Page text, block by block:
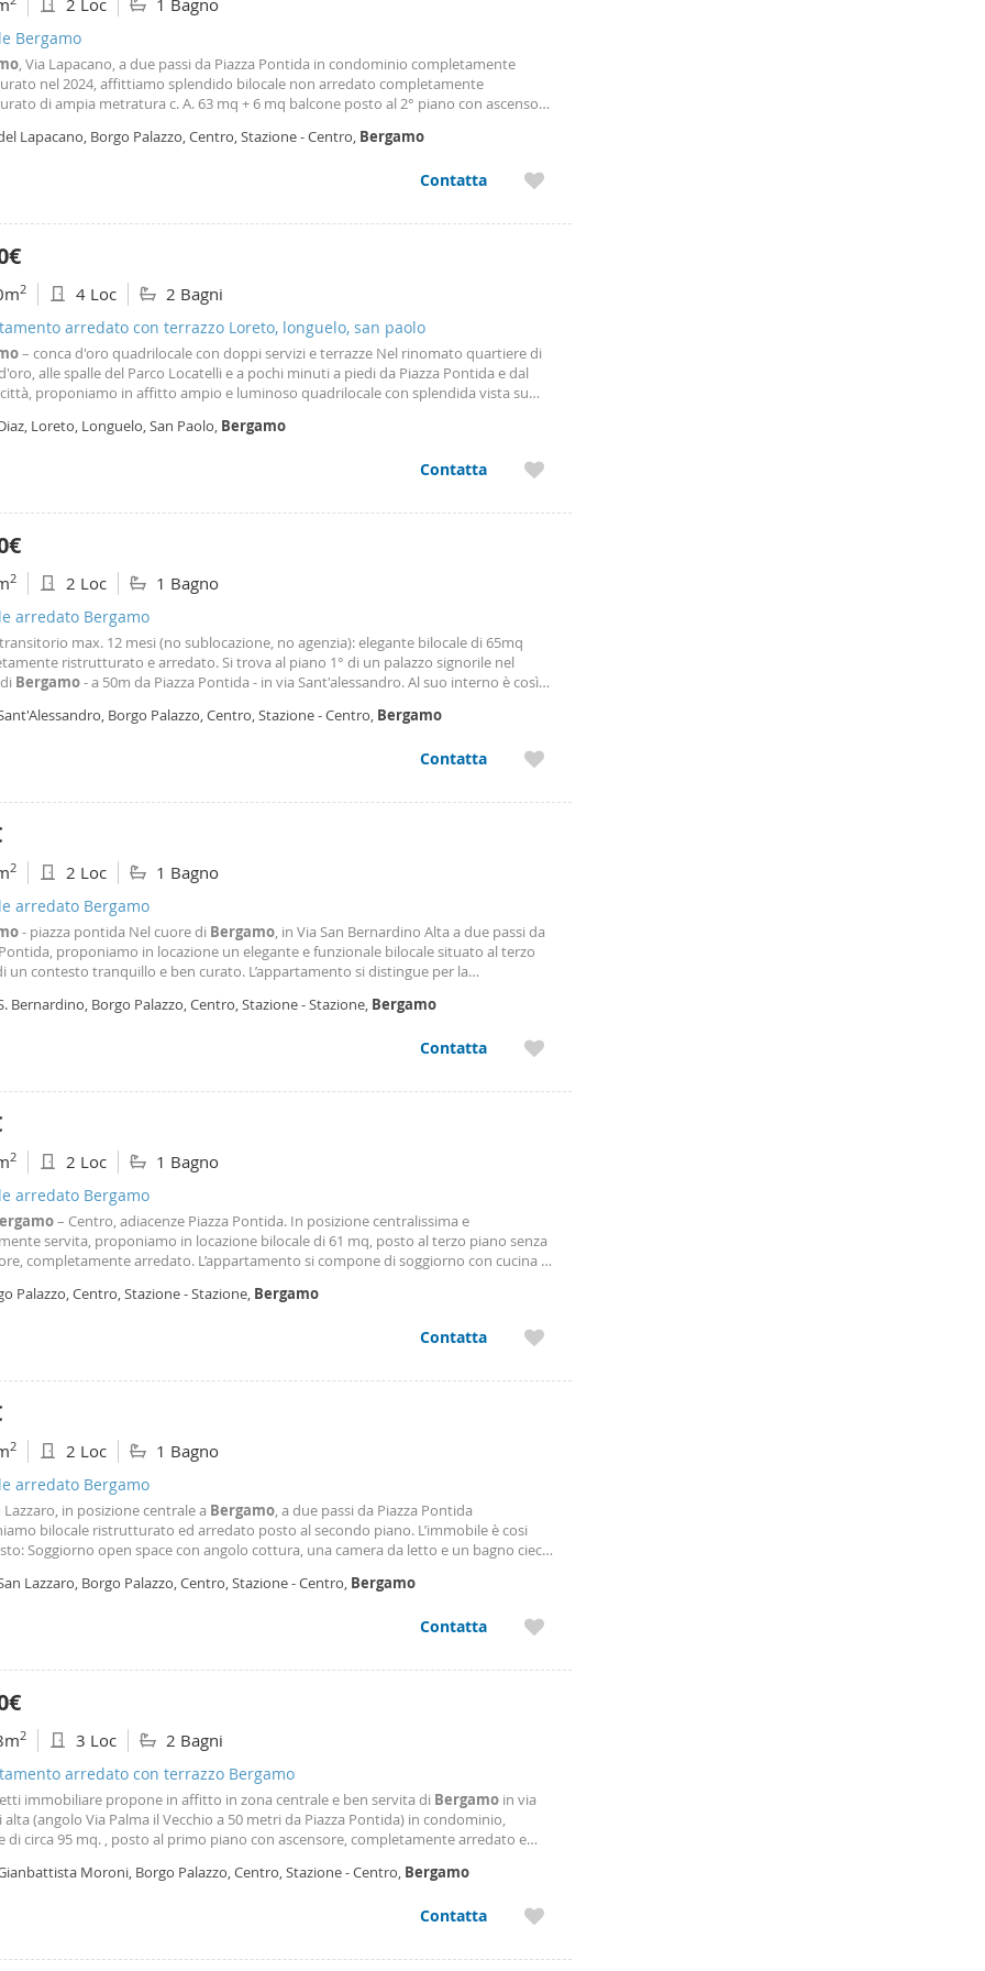
2 Loc 1 Bagno
Bergamo
, Via Lapacano, a due passi da Piazza Pontida in condominio completamente
nel 2024, affittiamo splendido bilocale non arredato completamente
di ampia metratura c. A. 63 mq + 6 mq balcone posto al 2° piano con ascensore
molto grande con bagno privato finestrato
Lapacano, Borgo Palazzo, Centro, Stazione - Centro, Bergamo
Contatta
2 4 Loc 2 Bagni
arredato con terrazzo Loreto, longuelo, san paolo
– conca d'oro quadrilocale con doppi servizi e terrazze Nel rinomato quartiere di
alle spalle del Parco Locatelli e a pochi minuti a piedi da Piazza Pontida e dal
proponiamo in affitto ampio e luminoso quadrilocale con splendida vista su
e dotato di
Loreto, Longuelo, San Paolo, Bergamo
Contatta
2 2 Loc 1 Bagno
arredato Bergamo
max. 12 mesi (no sublocazione, no agenzia): elegante bilocale di 65mq
ristrutturato e arredato. Si trova al piano 1° di un palazzo signorile nel
Bergamo- a 50m da Piazza Pontida - in via Sant'alessandro. Al suo interno è così
(lavastoviglie
Borgo Palazzo, Centro, Stazione - Centro, Bergamo
Contatta
2 2 Loc 1 Bagno
arredato Bergamo
- piazza pontida Nel cuore di Bergamo, in Via San Bernardino Alta a due passi da
proponiamo in locazione un elegante e funzionale bilocale situato al terzo
un contesto tranquillo e ben curato. L’appartamento si distingue per la
una camera da letto matrimoniale ed un
Bernardino, Borgo Palazzo, Centro, Stazione - Stazione, Bergamo
Contatta
2 2 Loc 1 Bagno
arredato Bergamo
– Centro, adiacenze Piazza Pontida. In posizione centralissima e
servita, proponiamo in locazione bilocale di 61 mq, posto al terzo piano senza
completamente arredato. L’appartamento si compone di soggiorno con cucina a
finestrato con doccia e lavatrice. L’immobile
Palazzo, Centro, Stazione - Stazione, Bergamo
Contatta
2 2 Loc 1 Bagno
arredato Bergamo
Lazzaro, in posizione centrale a Bergamo, a due passi da Piazza Pontida
bilocale ristrutturato ed arredato posto al secondo piano. L’immobile è cosi
Soggiorno open space con angolo cottura, una camera da letto e un bagno cieco
Mediazione Agenzia 12% di un canone annuo
Lazzaro, Borgo Palazzo, Centro, Stazione - Centro, Bergamo
Contatta
2 3 Loc 2 Bagni
arredato con terrazzo Bergamo
immobiliare propone in affitto in zona centrale e ben servita di Bergamo in via
(angolo Via Palma il Vecchio a 50 metri da Piazza Pontida) in condominio,
di circa 95 mq. , posto al primo piano con ascensore, completamente arredato e
da letto singola, due bagni e ampio
Moroni, Borgo Palazzo, Centro, Stazione - Centro, Bergamo
Contatta